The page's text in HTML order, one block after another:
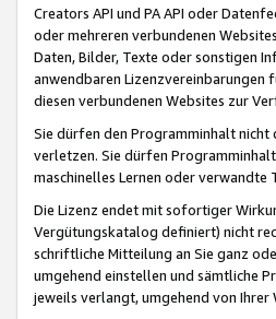
Creators API und PA API oder
oder mehreren verbundenen
Daten, Bilder, Texte oder sonstigen
anwendbaren Lizenzvereinbarungen
diesen verbundenen Websites zur
Sie dürfen den Programminhalt nicht
verletzen. Sie dürfen
maschinelles Lernen oder verwandte
Die Lizenz endet mit sofortiger
Vergütungskatalog definiert) nicht
schriftliche Mitteilung an Sie ganz
umgehend einstellen und sämtliche
jeweils verlangt, umgehend von